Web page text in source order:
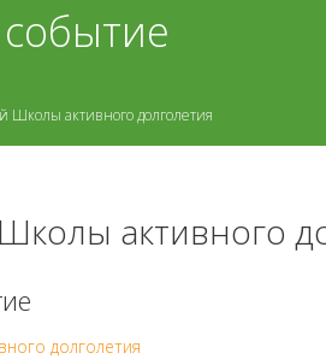
Школы активного долголетия
активного
долголетия